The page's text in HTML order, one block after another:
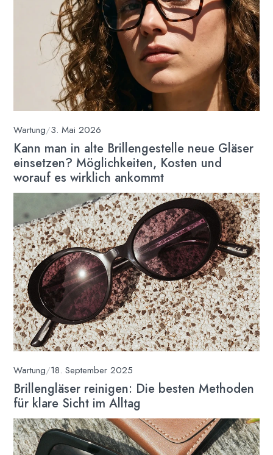
Wartung/3. Mai 2026
Kann man in alte Brillengestelle neue Gläser
einsetzen? Möglichkeiten, Kosten und
worauf es wirklich ankommt
Wartung/18. September 2025
Brillengläser reinigen: Die besten Methoden
für klare Sicht im Alltag